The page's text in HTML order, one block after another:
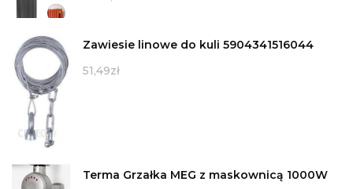
Zawiesie linowe do kuli 5904341516044
51,49zł
Terma Grzałka MEG z maskownicą 1000W